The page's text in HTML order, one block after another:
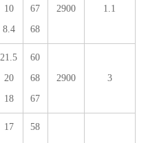
10
8.4
67
68
2900 1.1
21.5
20
18
60
68
67
2900 3
17
58